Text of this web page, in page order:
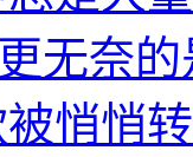
更无奈
悄悄